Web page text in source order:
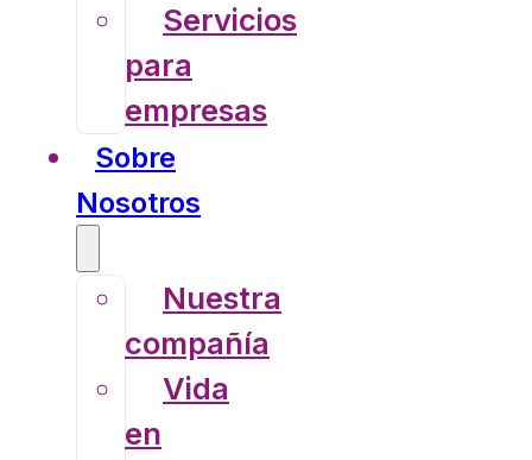
Servicios
para
empresas
Sobre
Nosotros
Nuestra
compañía
Vida
en